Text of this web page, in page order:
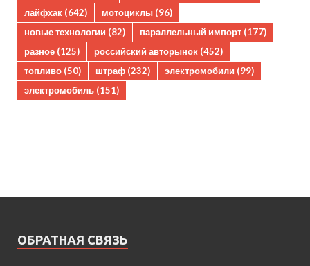
лайфхак (642) мотоциклы (96)
новые технологии (82) параллельный импорт (177)
разное (125) российский авторынок (452)
топливо (50) штраф (232) электромобили (99)
электромобиль (151)
ОБРАТНАЯ СВЯЗЬ